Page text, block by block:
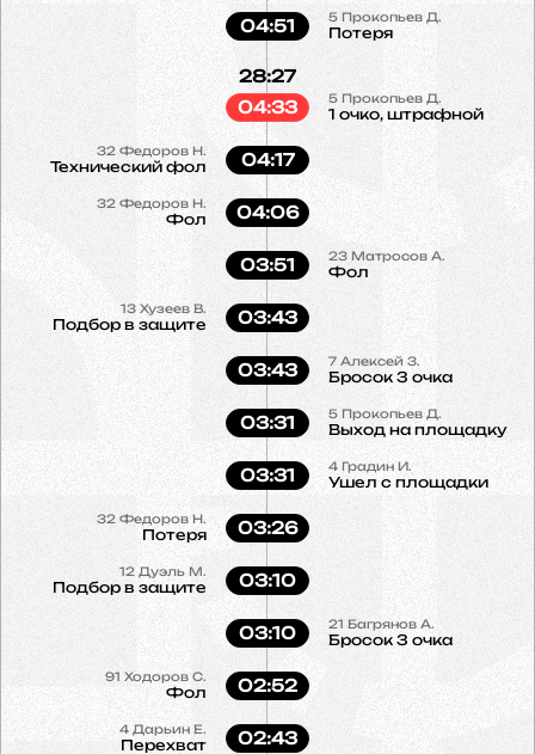
5 Прокопьев Д.
Потеря
04:51
5 Прокопьев Д.
1 очко, штрафной
28:27
04:33
32 Федоров Н.
Технический фол 04:17
32 Федоров Н.
Фол 04:06
23 Матросов А.
Фол
03:51
13 Хузеев В.
Подбор в защите 03:43
7 Алексей З.
Бросок 3 очка
03:43
5 Прокопьев Д.
Выход на площадку
03:31
4 Градин И.
Ушел с площадки
03:31
32 Федоров Н.
Потеря 03:26
12Дуэль М.
Подбор в защите 03:10
21 Багрянов А.
Бросок 3 очка
03:10
91 Ходоров С.
Фол 02:52
4 Дарьин Е.
Перехват 02:43